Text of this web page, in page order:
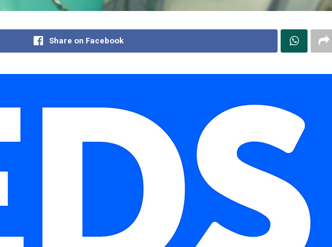
Share on Facebook